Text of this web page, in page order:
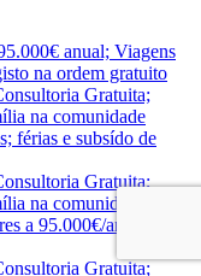
anual; Viagens
na ordem gratuito
Gratuita;
na comunidade
férias e subsído de
Gratuita;
na comunidade
a 95.000€/ano; férias
Gratuita;